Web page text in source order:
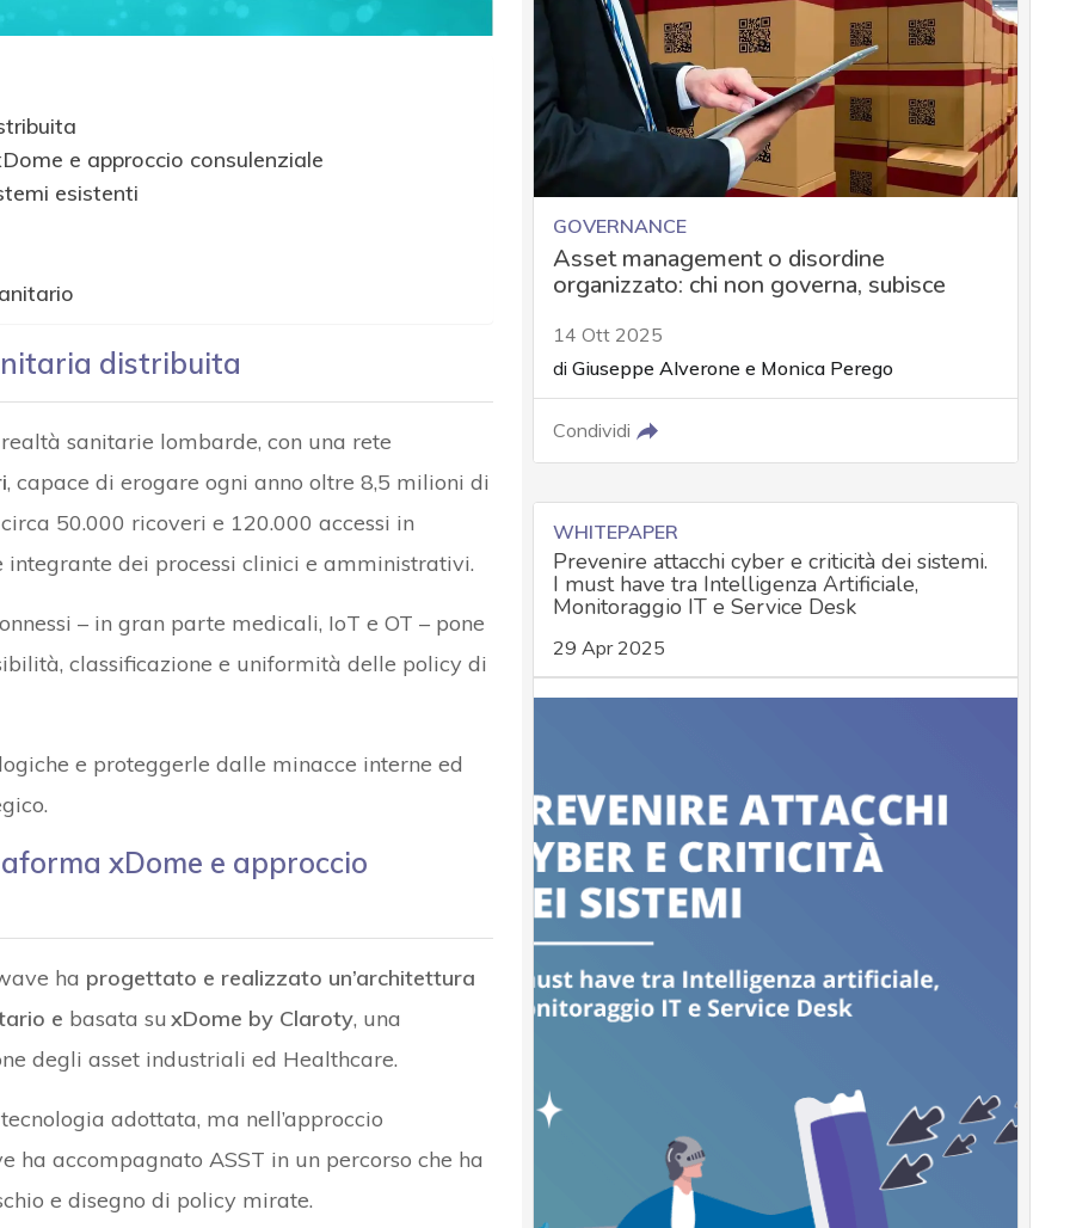
e approccio consulenziale
esistenti
distribuita
sanitarie lombarde, con una rete
, capace di erogare ogni anno oltre 8,5 milioni di
50.000 ricoveri e 120.000 accessi in
dei processi clinici e amministrativi.
– in gran parte medicali, IoT e OT – pone
classificazione e uniformità delle policy di
e proteggerle dalle minacce interne ed
xDome e approccio
ha progettato e realizzato un’architettura
e basata su xDome by Claroty, una
degli asset industriali ed Healthcare.
adottata, ma nell’approccio
ha accompagnato ASST in un percorso che ha
e disegno di policy mirate.
GOVERNANCE
Asset management o disordine
organizzato: chi non governa, subisce
14 Ott 2025
di Giuseppe Alveronee Monica Perego
Condividi
WHITEPAPER
Prevenire attacchi cyber e criticità dei sistemi.
I must have tra Intelligenza Artificiale,
Monitoraggio IT e Service Desk
29 Apr 2025